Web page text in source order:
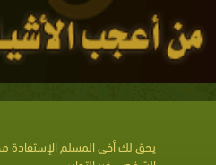
يحق لك أخى المسلم الإستفادة